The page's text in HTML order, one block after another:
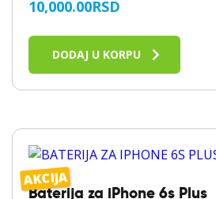
SA
10,000.00RSD
DODAJ U KORPU
AKCIJA
Baterija za iPhone 6s Plus